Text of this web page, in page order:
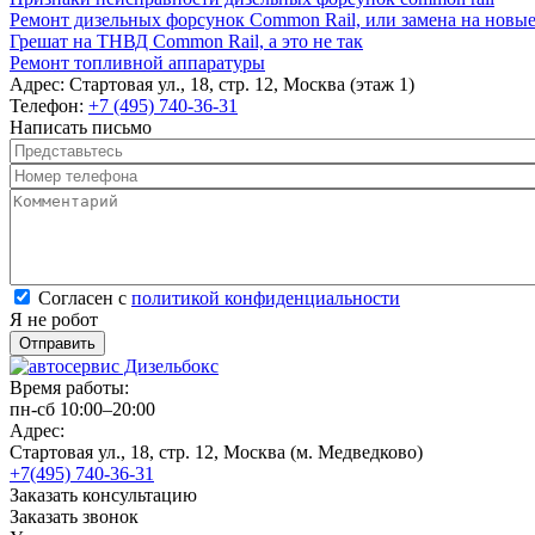
Ремонт дизельных форсунок Common Rail, или замена на
Грешат на ТНВД Common Rail, а это не так
Ремонт топливной аппаратуры
Адрес: Стартовая ул., 18, стр. 12, Москва (этаж 1)
Телефон: +7 (495) 740-36-31
Написать письмо
Представьтесь
Номер телефона
Комментарий
Согласен с политикой конфиденциальности*
Согласен с политикой конфиденциальности
Я не робот
Время работы:
пн-сб 10:00–20:00
Адрес:
Стартовая ул., 18, стр. 12, Москва (м. Медведково)
+7(495) 740-36-31
Заказать консультацию
Заказать звонок